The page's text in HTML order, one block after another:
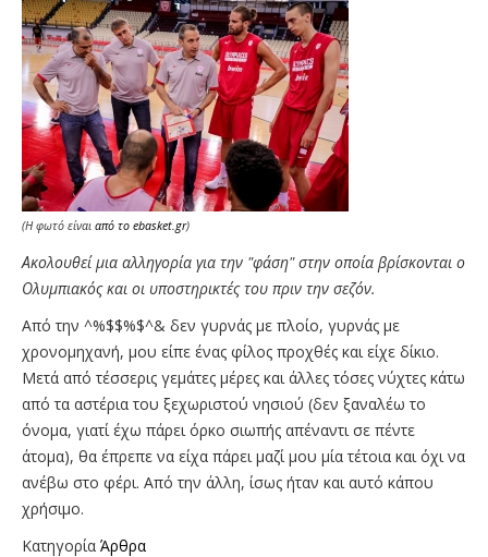
(Η φωτό είναι από το ebasket.gr)
Ακολουθεί μια αλληγορία για την "φάση" στην οποία βρίσκονται ο
Ολυμπιακός και οι υποστηρικτές του πριν την σεζόν.
Από την ^%$$%$^& δεν γυρνάς με πλοίο, γυρνάς με
χρονομηχανή, μου είπε ένας φίλος προχθές και είχε δίκιο.
Μετά από τέσσερις γεμάτες μέρες και άλλες τόσες νύχτες κάτω
από τα αστέρια του ξεχωριστού νησιού (δεν ξαναλέω το
όνομα, γιατί έχω πάρει όρκο σιωπής απέναντι σε πέντε
άτομα), θα έπρεπε να είχα πάρει μαζί μου μία τέτοια και όχι να
ανέβω στο φέρι. Από την άλλη, ίσως ήταν και αυτό κάπου
χρήσιμο.
Κατηγορία Άρθρα